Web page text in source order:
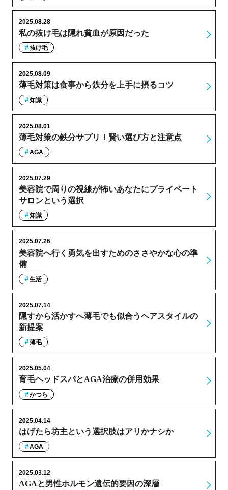
私の抜け毛は隠れ貧血が原因だった
2025.08.28
抜け毛
薄毛対策は食事から鉄分を上手に摂るコツ
2025.08.09
知識
薄毛対策の鉄分サプリ！賢い選び方と注意点
2025.08.01
AGA
美容院で周りの視線が怖いあなたにプライベート
サロンという選択
2025.07.29
知識
美容院へ行く勇気を出すためのささやかな心の準
備
2025.07.26
生活
隠すから活かすへ薄毛でも似合うヘアスタイルの
新提案
2025.07.14
薄毛
育毛ヘッドスパとAGA治療の併用効果
2025.05.04
かつら
はげたら坊主という選択肢はアリかナシか
2025.04.14
AGA
AGAと男性ホルモン遺伝的要因の深層
2025.03.12